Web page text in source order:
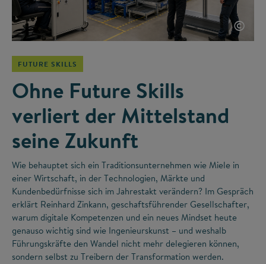
©
FUTURE SKILLS
Ohne Future Skills
verliert der Mittelstand
seine Zukunft
Wie behauptet sich ein Traditionsunternehmen wie Miele in
einer Wirtschaft, in der Technologien, Märkte und
Kundenbedürfnisse sich im Jahrestakt verändern? Im Gespräch
erklärt Reinhard Zinkann, geschaftsführender Gesellschafter,
warum digitale Kompetenzen und ein neues Mindset heute
genauso wichtig sind wie Ingenieurskunst – und weshalb
Führungskräfte den Wandel nicht mehr delegieren können,
sondern selbst zu Treibern der Transformation werden.